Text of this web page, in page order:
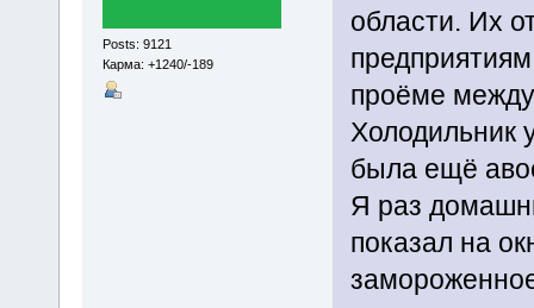
Posts: 9121
Карма: +1240/-189
области. Их
проёме
Холодильник
была ещё
Я раз
показал на